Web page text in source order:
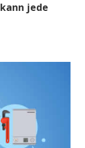
jede